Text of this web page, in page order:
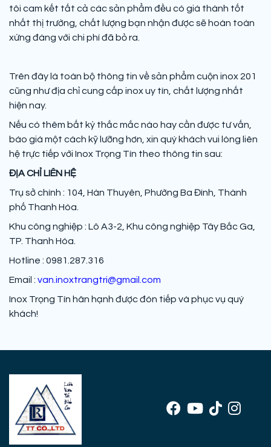
tôi cam kết tất cả các sản phẩm đều có giá thành tốt
nhất thị trường, chất lượng bạn nhận được sẽ hoàn toàn
xứng đáng với chi phí đã bỏ ra.
Trên đây là toàn bộ thông tin về sản phẩm cuộn inox 201
cũng như địa chỉ cung cấp inox uy tín, chất lượng nhất
hiện nay.
Nếu có thêm bất kỳ thắc mắc nào hay cần được tư vấn,
báo giá một cách kỹ lưỡng hơn, xin quý khách vui lòng liên
hệ trực tiếp với Inox Trọng Tín theo thông tin sau:
ĐỊA CHỈ LIÊN HỆ
Trụ sở chính : 104, Hàn Thuyên, Phường Ba Đình, Thành
phố Thanh Hóa.
Khu công nghiệp : Lô A3-2, Khu công nghiệp Tây Bắc Ga,
TP. Thanh Hóa.
Hotline : 0981.287.316
Email : van.inoxtrangtri@gmail.com
Inox Trọng Tín hân hạnh được đón tiếp và phục vụ quý
khách!